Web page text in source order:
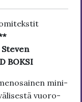
BOKSI
mi­ni­
vuo­ro­